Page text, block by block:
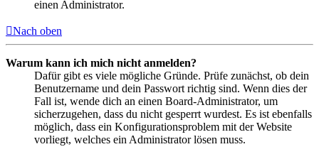
einen Administrator.
Nach oben
Warum kann ich mich nicht anmelden?
Dafür gibt es viele mögliche Gründe. Prüfe zunächst, ob dein
Benutzername und dein Passwort richtig sind. Wenn dies der
Fall ist, wende dich an einen Board-Administrator, um
sicherzugehen, dass du nicht gesperrt wurdest. Es ist ebenfalls
möglich, dass ein Konfigurationsproblem mit der Website
vorliegt, welches ein Administrator lösen muss.